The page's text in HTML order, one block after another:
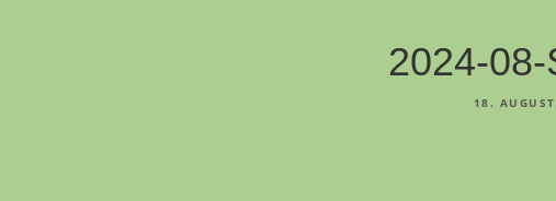
2024-08-
18.